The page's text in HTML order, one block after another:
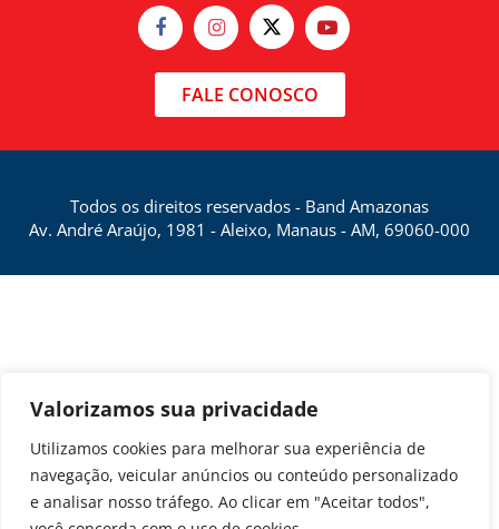
Valorizamos sua privacidade
Utilizamos cookies para melhorar sua experiência de
navegação, veicular anúncios ou conteúdo personalizado
e analisar nosso tráfego. Ao clicar em "Aceitar todos",
FALE CONOSCO
Todos os direitos reservados - Band Amazonas
Av. André Araújo, 1981 - Aleixo, Manaus - AM, 69060-000